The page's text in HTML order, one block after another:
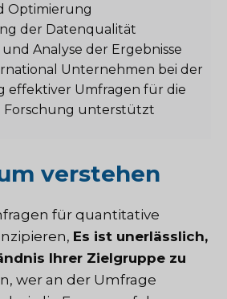
Optimierung
der Datenqualität
Analyse der Ergebnisse
Unternehmen bei der
effektiver Umfragen für die
Forschung unterstützt
verstehen
für quantitative
Es ist unerlässlich,
Ihrer Zielgruppe zu
wer an der Umfrage